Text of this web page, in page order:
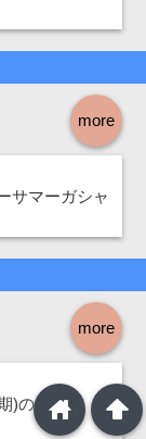
more
サマーガシャ
more
)の考察 arrowup
home